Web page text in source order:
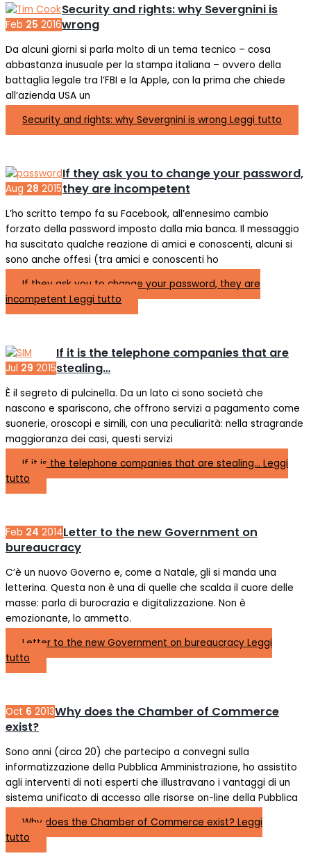
Feb 25 2016
Security and rights: why Severgnini is
wrong
Da alcuni giorni si parla molto di un tema tecnico – cosa
abbastanza inusuale per la stampa italiana – ovvero della
battaglia legale tra l’FBI e la Apple, con la prima che chiede
all’azienda USA un
Security and rights: why Severgnini is wrong Leggi tutto
Aug 28 2015
If they ask you to change your password,
they are incompetent
L’ho scritto tempo fa su Facebook, all’ennesimo cambio
forzato della password imposto dalla mia banca. Il messaggio
ha suscitato qualche reazione di amici e conoscenti, alcuni si
sono anche offesi (tra amici e conoscenti ho
If they ask you to change your password, they are
incompetent Leggi tutto
Jul 29 2015
If it is the telephone companies that are
stealing…
È il segreto di pulcinella. Da un lato ci sono società che
nascono e spariscono, che offrono servizi a pagamento come
suonerie, oroscopi e simili, con una peculiarità: nella stragrande
maggioranza dei casi, questi servizi
If it is the telephone companies that are stealing… Leggi
tutto
Feb 24 2014Letter to the new Government on
bureaucracy
C’è un nuovo Governo e, come a Natale, gli si manda una
letterina. Questa non è una di quelle che scalda il cuore delle
masse: parla di burocrazia e digitalizzazione. Non è
emozionante, lo ammetto.
Letter to the new Government on bureaucracy Leggi
tutto
Oct 6 2013Why does the Chamber of Commerce
exist?
Sono anni (circa 20) che partecipo a convegni sulla
informatizzazione della Pubblica Amministrazione, ho assistito
agli interventi di noti esperti che illustravano i vantaggi di un
sistema unificato di accesso alle risorse on-line della Pubblica
Why does the Chamber of Commerce exist? Leggi
tutto